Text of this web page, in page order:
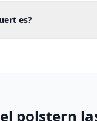
es?
polstern